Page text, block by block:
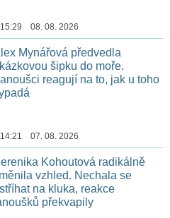
15:29 08. 08. 2026
Mynářová předvedla
šipku do moře.
reagují na to, jak u toho
14:21 07. 08. 2026
Kohoutová radikálně
vzhled. Nechala se
na kluka, reakce
překvapily